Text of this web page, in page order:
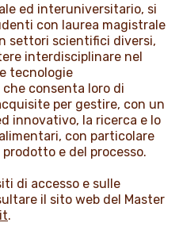
ed interuniversitario, si
con laurea magistrale
settori scientifici diversi,
interdisciplinare nel
tecnologie
che consenta loro di
per gestire, con un
innovativo, la ricerca e lo
con particolare
e del processo.
di accesso e sulle
il sito web del Master
.